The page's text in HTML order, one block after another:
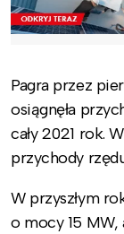
Pagra przez
osiągnęła
cały 2021 rok.
przychody
W przyszłym
o mocy 15